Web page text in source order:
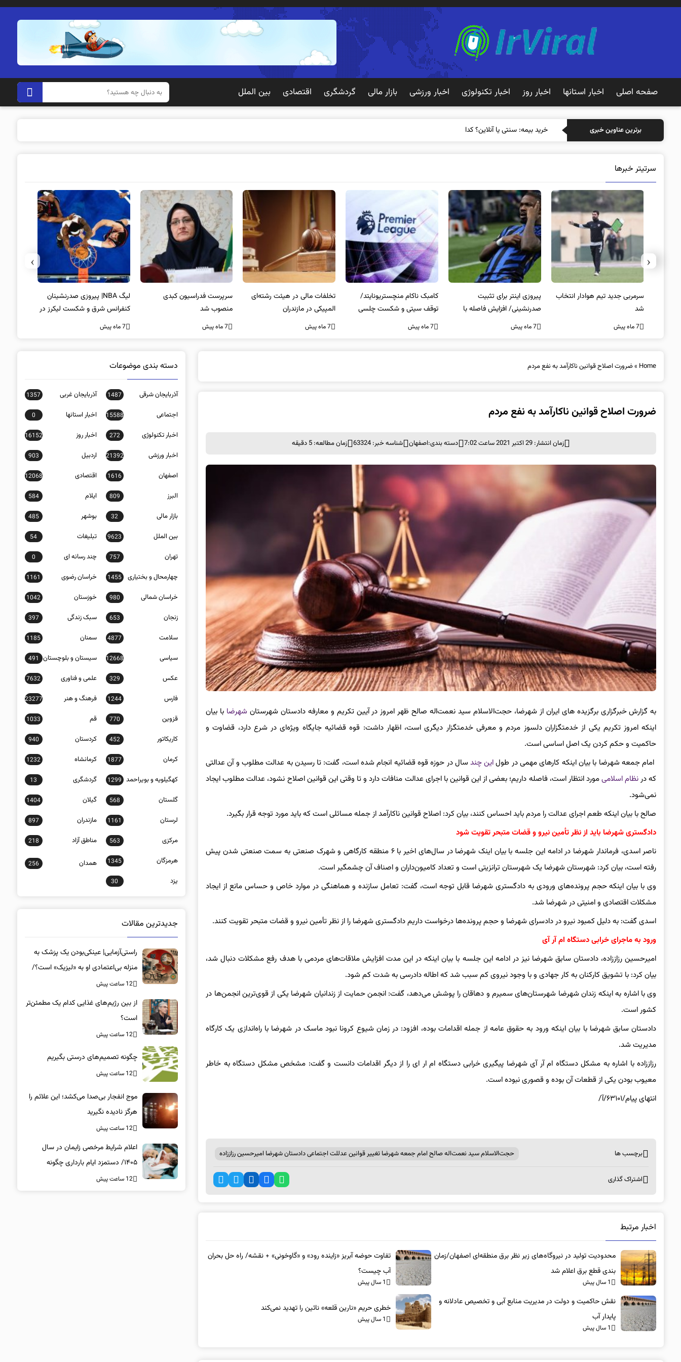
صفحه اصلی اخبار استانها اخبار روز اخبار تکنولوژی اخبار ورزشی بازار مالی گردشگری اقتصادی بین الملل
برترین عناوین خبری خرید بیمه: سنتی یا آنلاین؟ کدامیک تجربه بهتری برای
سرتیتر خبرها
سرمربی جدید تیم هوادار انتخاب
شد
7 ماه پیش
پیروزی اینتر برای تثبیت
صدرنشینی/ افزایش فاصله با
ناپولی
7 ماه پیش
کامبک ناکام منچستریونایتد/
توقف سیتی و شکست چلسی
7 ماه پیش
تخلفات مالی در هیئت رشته‌ای
المپیکی در مازندران
7 ماه پیش
سرپرست فدراسیون کبدی
منصوب شد
7 ماه پیش
لیگ NBA| پیروزی صدرنشینان
کنفرانس شرق و شکست لیکرز در
غیاب جیمز
7 ماه پیش
‹
›
Home
»ضرورت اصلاح قوانین ناکارآمد به نفع مردم
ضرورت اصلاح قوانین ناکارآمد به نفع مردم
زمان انتشار: 29 اکتبر 2021 ساعت 7:02 دسته بندی:اصفهان شناسه خبر: 63324 زمان مطالعه: 5 دقیقه
به گزارش خبرگزاری برگزیده های ایران از شهرضا، حجت‌الاسلام سید نعمت‌اله صالح ظهر امروز در آیین تکریم و معارفه دادستان شهرستان شهرضا با بیان
اینکه امروز تکریم یکی از خدمتگزاران دلسوز مردم و معرفی خدمتگزار دیگری است، اظهار داشت: قوه قضائیه جایگاه ویژه‌ای در شرع دارد، قضاوت و
حاکمیت و حکم کردن یک اصل اساسی است.
امام جمعه شهرضا با بیان اینکه کارهای مهمی در طولاین چند سال در حوزه قوه قضائیه انجام شده است، گفت: تا رسیدن به عدالت مطلوب و آن عدالتی
که درنظام اسلامیمورد انتظار است، فاصله داریم؛ بعضی از این قوانین با اجرای عدالت منافات دارد و تا وقتی این قوانین اصلاح نشود، عدالت مطلوب ایجاد
نمی‌شود.
صالح با بیان اینکه طعم اجرای عدالت را مردم باید احساس کنند، بیان کرد: اصلاح قوانین ناکارآمد از جمله مسائلی است که باید مورد توجه قرار بگیرد.
دادگستری شهرضا باید از نظر تأمین نیرو و قضات متبحر تقویت شود
ناصر اسدی، فرماندار شهرضا در ادامه این جلسه با بیان اینک شهرضا در سال‌های اخیر با ۶ منطقه کارگاهی و شهرک صنعتی به سمت صنعتی شدن پیش
رفته است، بیان کرد: شهرستان شهرضا یک شهرستان ترانزیتی است و تعداد کامیون‌داران و اصناف آن چشمگیر است.
وی با بیان اینکه حجم پرونده‌های ورودی به دادگستری شهرضا قابل توجه است، گفت: تعامل سازنده و هماهنگی در موارد خاص و حساس مانع از ایجاد
مشکلات اقتصادی و امنیتی در شهرضا شد.
اسدی گفت: به دلیل کمبود نیرو در دادسرای شهرضا و حجم پرونده‌ها درخواست داریم دادگستری شهرضا را از نظر تأمین نیرو و قضات متبحر تقویت کنند.
ورود به ماجرای خرابی دستگاه ام آر آی
امیرحسین رزاززاده، دادستان سابق شهرضا نیز در ادامه این جلسه با بیان اینکه در این مدت افزایش ملاقات‌های مردمی با هدف رفع مشکلات دنبال شد،
بیان کرد: با تشویق کارکنان به کار جهادی و با وجود نیروی کم سبب شد که اطاله دادرسی به شدت کم شود.
وی با اشاره به اینکه زندان شهرضا شهرستان‌های سمیرم و دهاقان را پوشش می‌دهد، گفت: انجمن حمایت از زندانیان شهرضا یکی از قوی‌ترین انجمن‌ها در
کشور است.
دادستان سابق شهرضا با بیان اینکه ورود به حقوق عامه از جمله اقدامات بوده، افزود: در زمان شیوع کرونا نبود ماسک در شهرضا با راه‌اندازی یک کارگاه
مدیریت شد.
رزاززاده با اشاره به مشکل دستگاه ام آر آی شهرضا پیگیری خرابی دستگاه ام ار ای را از دیگر اقدامات دانست و گفت: مشخص مشکل دستگاه به خاطر
معیوب بودن یکی از قطعات آن بوده و قصوری نبوده است.
انتهای پیام/۶۳۱۰۱/آ/
برچسب ها حجت‌الاسلام سید نعمت‌اله صالح امام جمعه شهرضا تغییر قوانین عدللت اجتماعی دادستان شهرضا امیرحسین رزاززاده
اشتراک گذاری
اخبار مرتبط
محدودیت تولید در نیروگاه‌های زیر نظر برق منطقه‌ای اصفهان/زمان
بندی قطع برق اعلام شد
1 سال پیش
تفاوت حوضه آبریز «زاینده رود» و «گاوخونی» + نقشه/ راه حل بحران
آب چیست؟
1 سال پیش
نقش حاکمیت و دولت در مدیریت منابع آبی و تخصیص عادلانه و
پایدار آب
1 سال پیش
خطری حریم «نارین قلعه‌» نائین را تهدید نمی‌کند
1 سال پیش
دسته بندی موضوعات
آذربایجان شرقی 1487 آذربایجان غربی 1357
اجتماعی 15588 اخبار استانها 0
اخبار تکنولوژی 272 اخبار روز 16152
اخبار ورزشی 21392 اردبیل 903
اصفهان 1616 اقتصادی 12068
البرز 809 ایلام 584
بازار مالی 32 بوشهر 485
بین الملل 9623 تبلیغات 54
تهران 757 چند رسانه ای 0
چهارمحال و بختیاری 1455 خراسان رضوی 1161
خراسان شمالی 980 خوزستان 1042
زنجان 653 سبک زندگی 397
سلامت 4877 سمنان 1185
سیاسی 12668 سیستان و بلوچستان 491
عکس 329 علمی و فناوری 7632
فارس 1244 فرهنگ و هنر 23277
قزوین 770 قم 1033
کاریکاتور 452 کردستان 940
کرمان 1877 کرمانشاه 1232
کهگیلویه و بویراحمد 1299 گردشگری 13
گلستان 568 گیلان 1404
لرستان 1161 مازندران 897
مرکزی 563 مناطق آزاد 218
هرمزگان 1345 همدان 256
یزد 30
جدیدترین مقالات
راستی‌آزمایی| عینکی‌بودن یک پزشک به
منزله بی‌اعتمادی او به «لیزیک» است؟/
جراحان، چشم فرزندان خود را لیزیک
می‌کنند؟
12 ساعت پیش
از بین رژیم‌های غذایی کدام یک مطمئن‌تر
است؟‌
12 ساعت پیش
چگونه تصمیم‌های درستی بگیریم
12 ساعت پیش
موج انفجار بی‌صدا می‌کشد؛ این علائم را
هرگز نادیده نگیرید
12 ساعت پیش
اعلام شرایط مرخصی زایمان در سال
۱۴۰۵/ دستمزد ایام بارداری چگونه
پرداخت می‌شود؟
12 ساعت پیش